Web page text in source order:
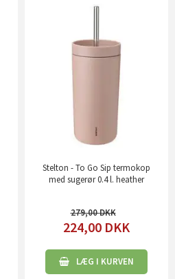
Stelton - To Go Sip termokop
med sugerør 0.4 l. heather
279,00
224,00 DKK
LÆG I KURVEN